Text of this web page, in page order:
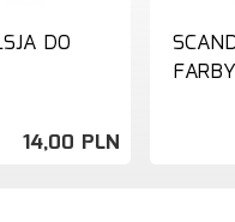
DO
14,00 PLN